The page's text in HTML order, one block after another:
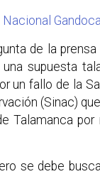
de la
supuesta
un fallo de la
(Sinac)
Talamanca por
se debe